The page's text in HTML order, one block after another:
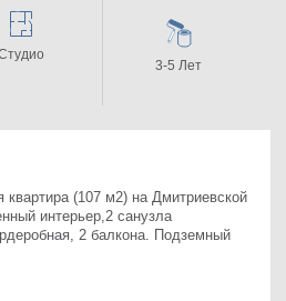
квартира (107 м2) на Дмитриевской
интерьер,2 санузла
2 балкона. Подземный
3-5 Лет